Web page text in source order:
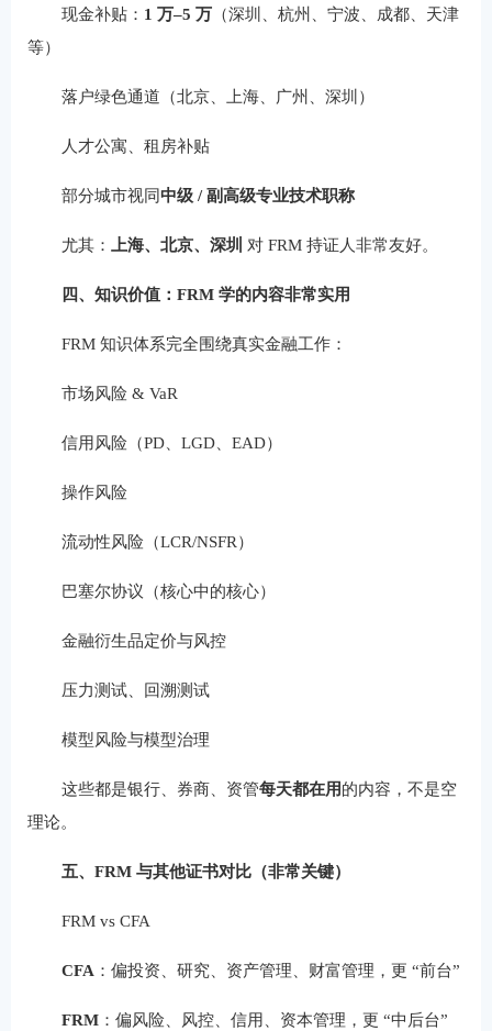
现金补贴： 1 万–5 万（深圳、杭州、宁波、成都、天津
等）
落户绿色通道（北京、上海、广州、深圳）
人才公寓、租房补贴
部分城市视同中级 / 副高级专业技术职称
尤其： 上海、北京、深圳 对 FRM 持证人非常友好。
四、知识价值：FRM 学的内容非常实用
FRM 知识体系完全围绕真实金融工作：
市场风险 & VaR
信用风险（PD、LGD、EAD）
操作风险
流动性风险（LCR/NSFR）
巴塞尔协议（核心中的核心）
金融衍生品定价与风控
压力测试、回溯测试
模型风险与模型治理
这些都是银行、券商、资管每天都在用的内容，不是空
理论。
五、FRM 与其他证书对比（非常关键）
FRM vs CFA
CFA ：偏投资、研究、资产管理、财富管理，更 “前台”
FRM：偏风险、风控、信用、资本管理，更 “中后台”